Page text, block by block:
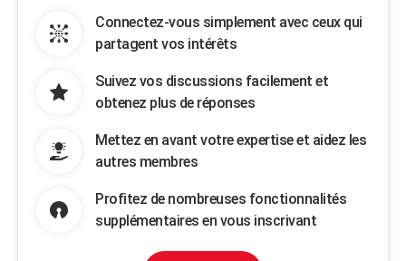
Connectez-vous simplement avec ceux qui
partagent vos intérêts
Suivez vos discussions facilement et
obtenez plus de réponses
Mettez en avant votre expertise et aidez les
autres membres
Profitez de nombreuses fonctionnalités
supplémentaires en vous inscrivant